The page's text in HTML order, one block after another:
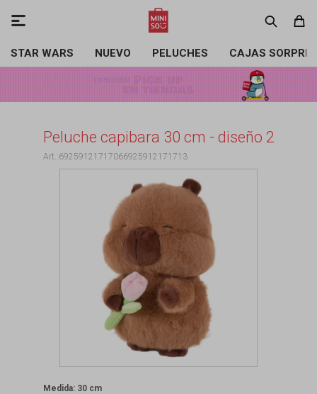
STAR WARS NUEVO PELUCHES CAJAS

Peluche capibara 30 cm - diseño 2
69259121717066925912171713
Medida: 30 cm